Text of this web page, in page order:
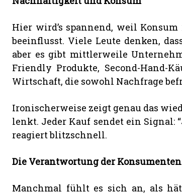
Hier wird’s spannend, weil
beeinflusst. Viele Leute denken,
aber es gibt mittlerweile
Friendly Produkte, Second-Hand-
Wirtschaft, die sowohl Nachfrage
Ironischerweise zeigt genau das
lenkt. Jeder Kauf sendet ein Signal:
reagiert blitzschnell.
Die Verantwortung der Konsumenten
Manchmal fühlt es sich an, als